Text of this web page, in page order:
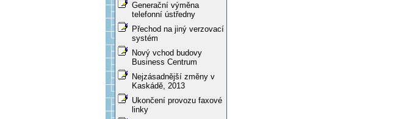
Generační výměna
telefonní ústředny
Přechod na jiný verzovací
systém
Nový vchod budovy
Business Centrum
Nejzásadnější změny v
Kaskádě, 2013
Ukončení provozu faxové
linky